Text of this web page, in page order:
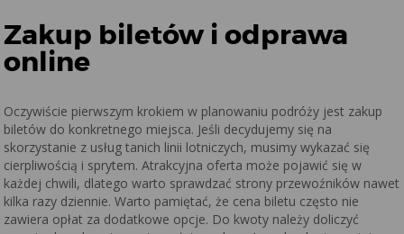
Zakup biletów i odprawa
online
Oczywiście pierwszym krokiem w planowaniu podróży jest zakup
biletów do konkretnego miejsca. Jeśli decydujemy się na
skorzystanie z usług tanich linii lotniczych, musimy wykazać się
cierpliwością i sprytem. Atrakcyjna oferta może pojawić się w
każdej chwili, dlatego warto sprawdzać strony przewoźników nawet
kilka razy dziennie. Warto pamiętać, że cena biletu często nie
zawiera opłat za dodatkowe opcje. Do kwoty należy doliczyć